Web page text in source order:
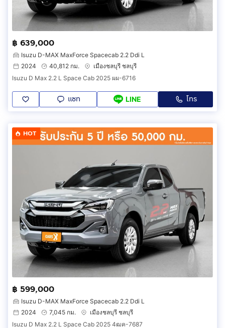
฿ 639,000
Isuzu D-MAX MaxForce Spacecab 2.2 Ddi L
2024
40,812 กม.
เมืองชลบุรี ชลบุรี
Isuzu D Max 2.2 L Space Cab 2025 ผผ-6716
แชท LINE โทร
HOT
฿ 599,000
Isuzu D-MAX MaxForce Spacecab 2.2 Ddi L
2024
7,045 กม.
เมืองชลบุรี ชลบุรี
Isuzu D Max 2.2 L Space Cab 2025 4ฒค-7687